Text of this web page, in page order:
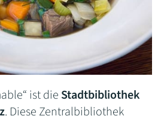
ist die Stadtbibliothek
. Diese Zentralbibliothek